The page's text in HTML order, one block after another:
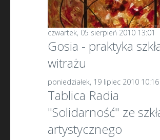
czwartek, 05 sierpień 2010 13:01
Gosia - praktyka
witrażu
poniedziałek, 19 lipiec 2010 10:16
Tablica Radia
"Solidarność" ze
artystycznego